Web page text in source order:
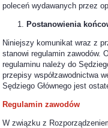
poleceń wydawanych przez
Postanowienia
Niniejszy komunikat wraz z
stanowi regulamin zawodów.
regulaminu należy do
przepisy współzawodnictwa
Sędziego Głównego jest
Regulamin zawodów
W związku z